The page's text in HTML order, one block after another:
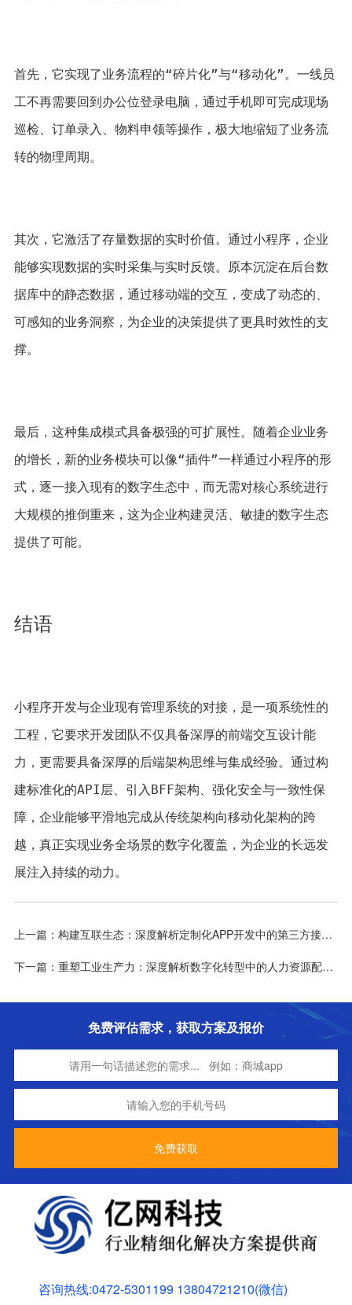
首先，它实现了业务流程的“碎片化”与“移动化”。一线员
工不再需要回到办公位登录电脑，通过手机即可完成现场
巡检、订单录入、物料申领等操作，极大地缩短了业务流
转的物理周期。
其次，它激活了存量数据的实时价值。通过小程序，企业
能够实现数据的实时采集与实时反馈。原本沉淀在后台数
据库中的静态数据，通过移动端的交互，变成了动态的、
可感知的业务洞察，为企业的决策提供了更具时效性的支
撑。
最后，这种集成模式具备极强的可扩展性。随着企业业务
的增长，新的业务模块可以像“插件”一样通过小程序的形
式，逐一接入现有的数字生态中，而无需对核心系统进行
大规模的推倒重来，这为企业构建灵活、敏捷的数字生态
提供了可能。
结语
小程序开发与企业现有管理系统的对接，是一项系统性的
工程，它要求开发团队不仅具备深厚的前端交互设计能
力，更需要具备深厚的后端架构思维与集成经验。通过构
建标准化的API层、引入BFF架构、强化安全与一致性保
障，企业能够平滑地完成从传统架构向移动化架构的跨
越，真正实现业务全场景的数字化覆盖，为企业的长远发
展注入持续的动力。
上一篇：构建互联生态：深度解析定制化APP开发中的第三方接口集成技术与商业价值
下一篇：重塑工业生产力：深度解析数字化转型中的人力资源配置优化路径
免费评估需求，获取方案及报价
咨询热线:0472-5301199 13804721210(微信)